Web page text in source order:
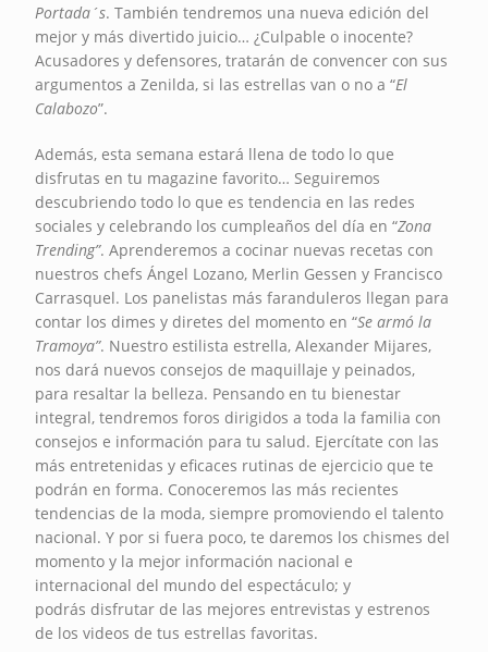
Portada´s. También tendremos una nueva edición del
mejor y más divertido juicio… ¿Culpable o inocente?
Acusadores y defensores, tratarán de convencer con sus
argumentos a Zenilda, si las estrellas van o no a “El
Calabozo”.
Además, esta semana estará llena de todo lo que
disfrutas en tu magazine favorito… Seguiremos
descubriendo todo lo que es tendencia en las redes
sociales y celebrando los cumpleaños del día en “Zona
Trending”. Aprenderemos a cocinar nuevas recetas con
nuestros chefs Ángel Lozano, Merlin Gessen y Francisco
Carrasquel. Los panelistas más faranduleros llegan para
contar los dimes y diretes del momento en “Se armó la
Tramoya”. Nuestro estilista estrella, Alexander Mijares,
nos dará nuevos consejos de maquillaje y peinados,
para resaltar la belleza. Pensando en tu bienestar
integral, tendremos foros dirigidos a toda la familia con
consejos e información para tu salud. Ejercítate con las
más entretenidas y eficaces rutinas de ejercicio que te
podrán en forma. Conoceremos las más recientes
tendencias de la moda, siempre promoviendo el talento
nacional. Y por si fuera poco, te daremos los chismes del
momento y la mejor información nacional e
internacional del mundo del espectáculo; y
podrás disfrutar de las mejores entrevistas y estrenos
de los videos de tus estrellas favoritas.